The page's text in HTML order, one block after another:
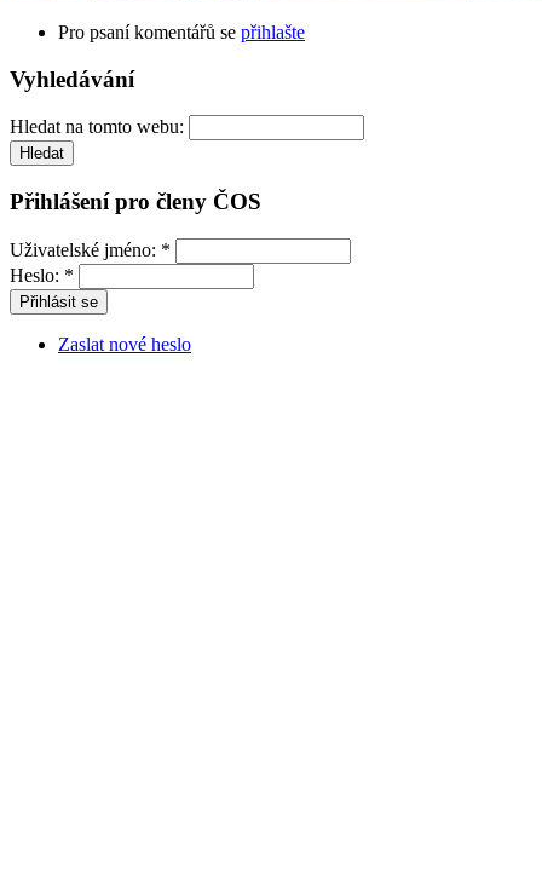
Pro psaní komentářů se přihlašte
Vyhledávání
Hledat na tomto webu:
Přihlášení pro členy ČOS
Uživatelské jméno: *
Heslo: *
Zaslat nové heslo